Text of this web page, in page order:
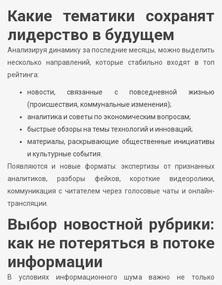
Какие тематики сохранят
лидерство в будущем
Анализируя динамику за последние месяцы, можно выделить
несколько направлений, которые стабильно входят в топ
рейтинга:
новости, связанные с повседневной жизнью
(происшествия, коммунальные изменения);
аналитика и советы по экономическим вопросам;
быстрые обзоры на темы технологий и инноваций;
материалы, раскрывающие общественные инициативы
и культурные события.
Появляются и новые форматы: экспертизы от признанных
аналитиков, разборы фейков, короткие видеоролики,
коммуникация с читателем через голосовые чаты и онлайн-
трансляции.
Выбор новостной рубрики:
как не потеряться в потоке
информации
В условиях информационного шума важно не только